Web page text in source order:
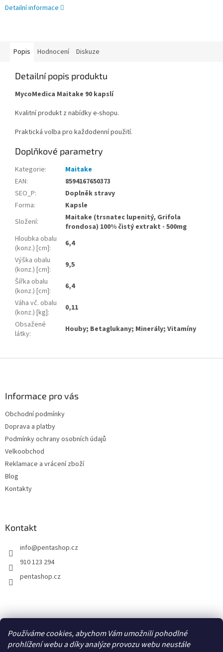
Používáme cookies, abychom Vám umožnili pohodlné
prohlížení webu a díky analýze provozu webu neustále
Detailní informace
Popis Hodnocení Diskuze
Detailní popis produktu
MycoMedica Maitake 90 kapslí
Kvalitní produkt z nabídky e-shopu.
Praktická volba pro každodenní použití.
Doplňkové parametry
Kategorie:
Maitake
EAN:
8594167650373
SEO_P:
Doplněk stravy
Forma:
Kapsle
Složení:
Maitake (trsnatec lupenitý, Grifola
frondosa) 100% čistý extrakt - 500mg
Hloubka obalu
(konz.) [cm]:
6,4
Výška obalu
(konz.) [cm]:
9,5
Šířka obalu
(konz.) [cm]:
6,4
Váha vč. obalu
(konz.) [kg]:
0,11
Obsažené
látky: Houby; Betaglukany; Minerály; Vitamíny
Informace pro vás
Obchodní podmínky
Doprava a platby
Podmínky ochrany osobních údajů
Velkoobchod
Reklamace a vrácení zboží
Blog
Kontakty
Kontakt
info@pentashop.cz
910 123 294
pentashop.cz